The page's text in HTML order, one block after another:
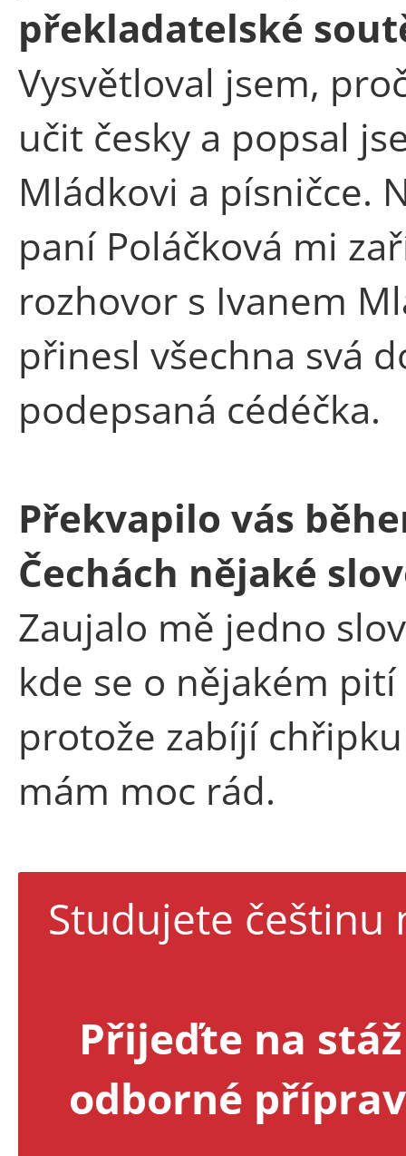
překladatelské
Vysvětloval jsem,
učit česky a popsal
Mládkovi a písničce.
paní Poláčková mi
rozhovor s Ivanem
přinesl všechna svá
podepsaná cédéčka.
Překvapilo vás
Čechách nějaké
Zaujalo mě jedno
kde se o nějakém
protože zabíjí
mám moc rád.
Studujete češtinu
Přijeďte na
odborné